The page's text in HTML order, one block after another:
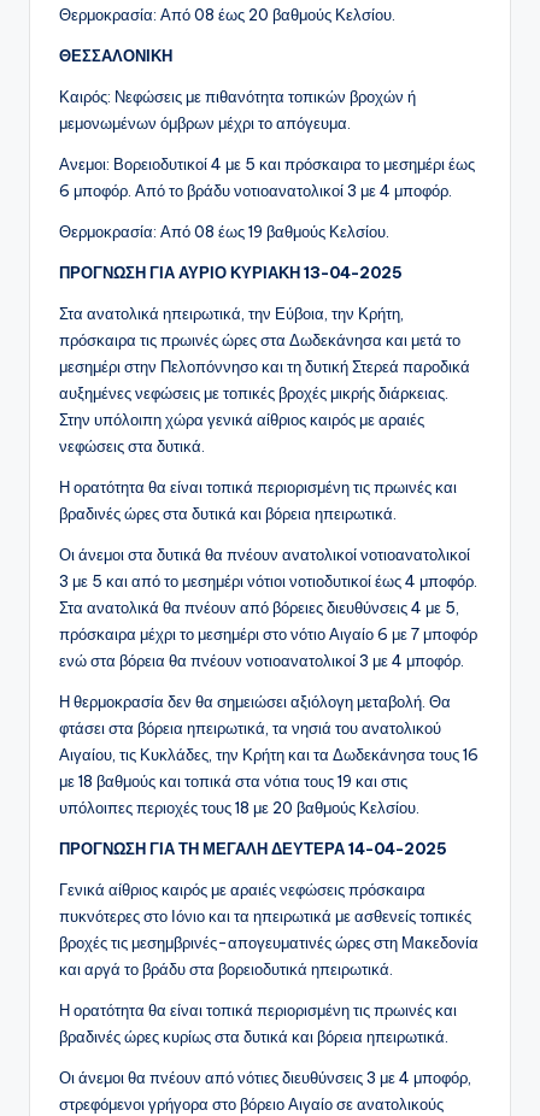
Θερμοκρασία: Από 08 έως 20 βαθμούς Κελσίου.
ΘΕΣΣΑΛΟΝΙΚΗ
Καιρός: Νεφώσεις με πιθανότητα τοπικών βροχών ή
μεμονωμένων όμβρων μέχρι το απόγευμα.
Ανεμοι: Βορειοδυτικοί 4 με 5 και πρόσκαιρα το μεσημέρι έως
6 μποφόρ. Από το βράδυ νοτιοανατολικοί 3 με 4 μποφόρ.
Θερμοκρασία: Από 08 έως 19 βαθμούς Κελσίου.
ΠΡΟΓΝΩΣΗ ΓΙΑ ΑΥΡΙΟ ΚΥΡΙΑΚΗ 13-04-2025
Στα ανατολικά ηπειρωτικά, την Εύβοια, την Κρήτη,
πρόσκαιρα τις πρωινές ώρες στα Δωδεκάνησα και μετά το
μεσημέρι στην Πελοπόννησο και τη δυτική Στερεά παροδικά
αυξημένες νεφώσεις με τοπικές βροχές μικρής διάρκειας.
Στην υπόλοιπη χώρα γενικά αίθριος καιρός με αραιές
νεφώσεις στα δυτικά.
Η ορατότητα θα είναι τοπικά περιορισμένη τις πρωινές και
βραδινές ώρες στα δυτικά και βόρεια ηπειρωτικά.
Οι άνεμοι στα δυτικά θα πνέουν ανατολικοί νοτιοανατολικοί
3 με 5 και από το μεσημέρι νότιοι νοτιοδυτικοί έως 4 μποφόρ.
Στα ανατολικά θα πνέουν από βόρειες διευθύνσεις 4 με 5,
πρόσκαιρα μέχρι το μεσημέρι στο νότιο Αιγαίο 6 με 7 μποφόρ
ενώ στα βόρεια θα πνέουν νοτιοανατολικοί 3 με 4 μποφόρ.
Η θερμοκρασία δεν θα σημειώσει αξιόλογη μεταβολή. Θα
φτάσει στα βόρεια ηπειρωτικά, τα νησιά του ανατολικού
Αιγαίου, τις Κυκλάδες, την Κρήτη και τα Δωδεκάνησα τους 16
με 18 βαθμούς και τοπικά στα νότια τους 19 και στις
υπόλοιπες περιοχές τους 18 με 20 βαθμούς Κελσίου.
ΠΡΟΓΝΩΣΗ ΓΙΑ ΤΗ ΜΕΓΑΛΗ ΔΕΥΤΕΡΑ 14-04-2025
Γενικά αίθριος καιρός με αραιές νεφώσεις πρόσκαιρα
πυκνότερες στο Ιόνιο και τα ηπειρωτικά με ασθενείς τοπικές
βροχές τις μεσημβρινές-απογευματινές ώρες στη Μακεδονία
και αργά το βράδυ στα βορειοδυτικά ηπειρωτικά.
Η ορατότητα θα είναι τοπικά περιορισμένη τις πρωινές και
βραδινές ώρες κυρίως στα δυτικά και βόρεια ηπειρωτικά.
Οι άνεμοι θα πνέουν από νότιες διευθύνσεις 3 με 4 μποφόρ,
στρεφόμενοι γρήγορα στο βόρειο Αιγαίο σε ανατολικούς